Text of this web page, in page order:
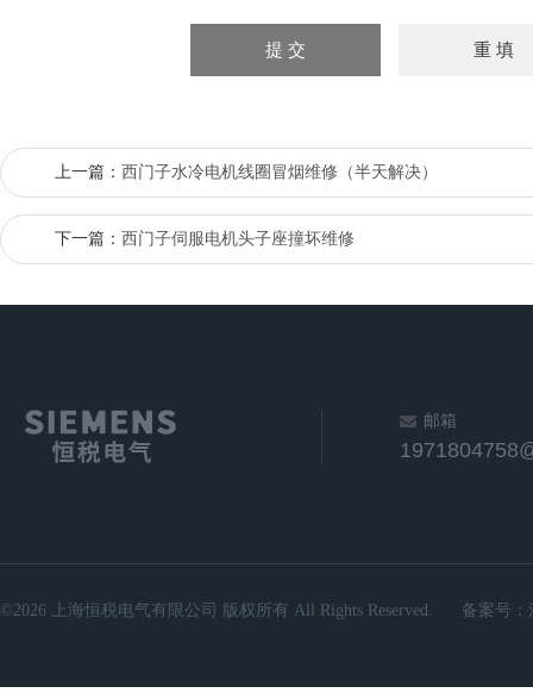
上一篇： 西门子水冷电机线圈冒烟维修（半天解决）
下一篇： 西门子伺服电机头子座撞坏维修
邮箱
©2026 上海恒税电气有限公司 版权所有 All Rights Reserved. 备案号：